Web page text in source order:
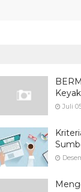
Juli